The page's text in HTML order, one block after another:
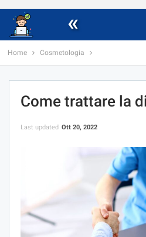
«
Home Cosmetologia
Come trattare la
Last updated Ott 20, 2022